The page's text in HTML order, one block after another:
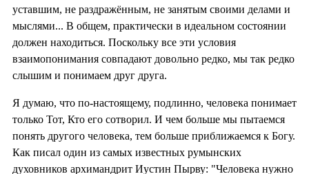
уставшим, не раздражённым, не занятым своими делами и
мыслями... В общем, практически в идеальном состоянии
должен находиться. Поскольку все эти условия
взаимопонимания совпадают довольно редко, мы так редко
слышим и понимаем друг друга.
Я думаю, что по-настоящему, подлинно, человека понимает
только Тот, Кто его сотворил. И чем больше мы пытаемся
понять другого человека, тем больше приближаемся к Богу.
Как писал один из самых известных румынских
духовников архимандрит Иустин Пырву: "Человека нужно